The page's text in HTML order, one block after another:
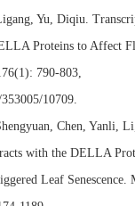
Yu, Diqiu.
Proteins to Affect
790-803,
10709.
Chen, Yanli,
with the DELLA
Leaf